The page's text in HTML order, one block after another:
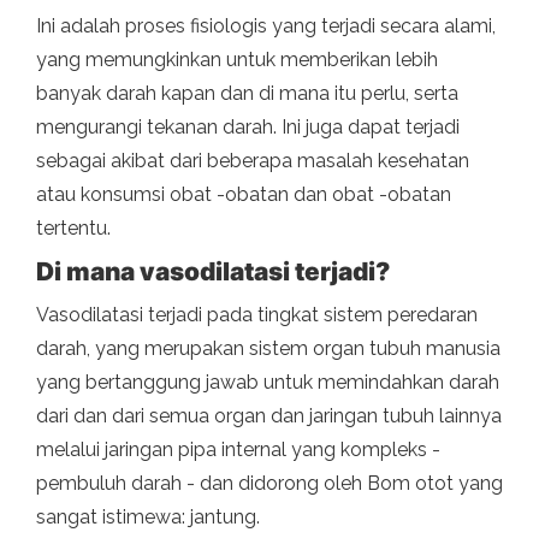
Ini adalah proses fisiologis yang terjadi secara alami,
yang memungkinkan untuk memberikan lebih
banyak darah kapan dan di mana itu perlu, serta
mengurangi tekanan darah. Ini juga dapat terjadi
sebagai akibat dari beberapa masalah kesehatan
atau konsumsi obat -obatan dan obat -obatan
tertentu.
Di mana vasodilatasi terjadi?
Vasodilatasi terjadi pada tingkat sistem peredaran
darah, yang merupakan sistem organ tubuh manusia
yang bertanggung jawab untuk memindahkan darah
dari dan dari semua organ dan jaringan tubuh lainnya
melalui jaringan pipa internal yang kompleks -
pembuluh darah - dan didorong oleh Bom otot yang
sangat istimewa: jantung.